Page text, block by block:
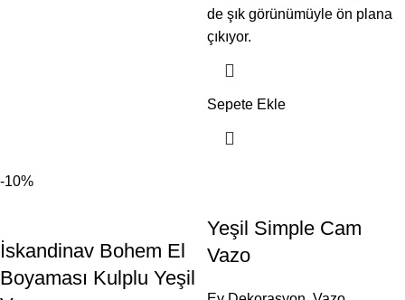
de şık görünümüyle ön plana
çıkıyor.
Sepete Ekle
-10%
İskandinav Bohem El
Boyaması Kulplu Yeşil
Yeşil Simple Cam
Vazo